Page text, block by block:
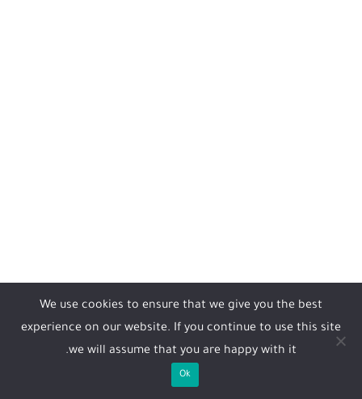
We use cookies to ensure that we give you the best
experience on our website. If you continue to use this site
we will assume that you are happy with it.
Ok